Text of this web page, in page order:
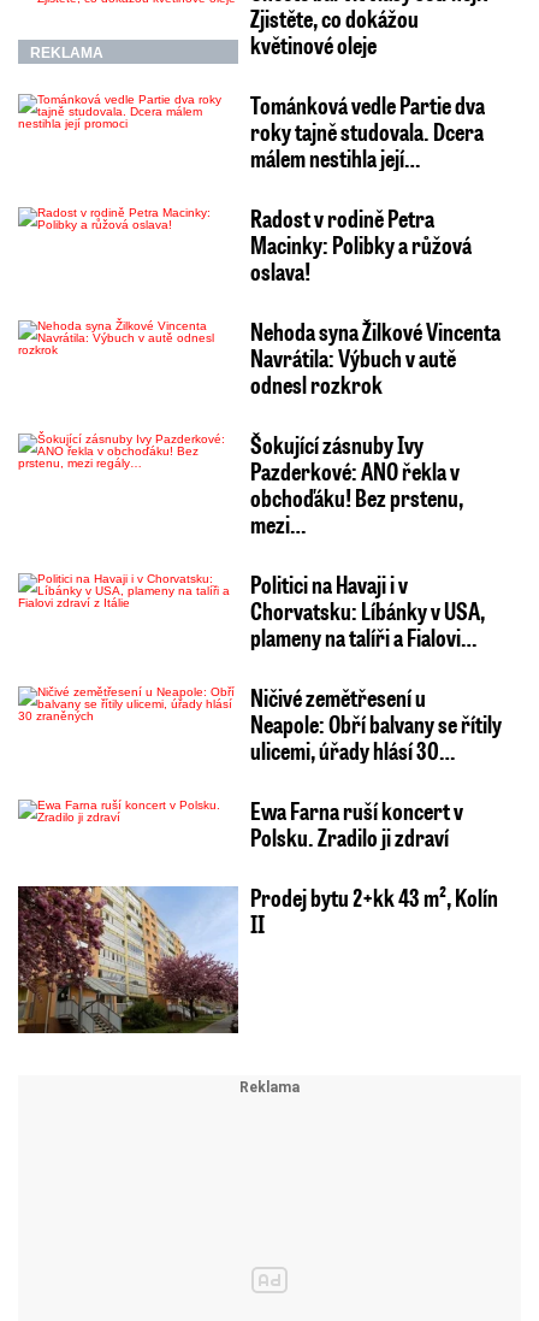
REKLAMA
Zjistěte, co dokážou
květinové oleje
Tománková vedle Partie dva
roky tajně studovala. Dcera
málem nestihla její…
Radost v rodině Petra
Macinky: Polibky a růžová
oslava!
Nehoda syna Žilkové Vincenta
Navrátila: Výbuch v autě
odnesl rozkrok
Šokující zásnuby Ivy
Pazderkové: ANO řekla v
obchoďáku! Bez prstenu,
mezi…
Politici na Havaji i v
Chorvatsku: Líbánky v USA,
plameny na talíři a Fialovi…
Ničivé zemětřesení u
Neapole: Obří balvany se řítily
ulicemi, úřady hlásí 30…
Ewa Farna ruší koncert v
Polsku. Zradilo ji zdraví
Prodej bytu 2+kk 43 m², Kolín
II